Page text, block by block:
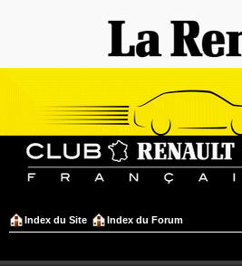
Index du Site Index du Forum